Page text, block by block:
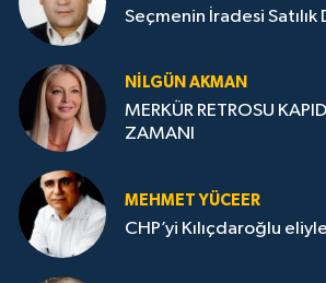
Seçmenin İradesi Satılık
NILGÜN AKMAN
MERKÜR RETROSU
ZAMANI
MEHMET YÜCEER
CHP’yi Kılıçdaroğlu